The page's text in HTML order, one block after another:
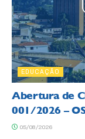
EDUCAÇÃO
Abertura de
001/2026 –
05/08/2026